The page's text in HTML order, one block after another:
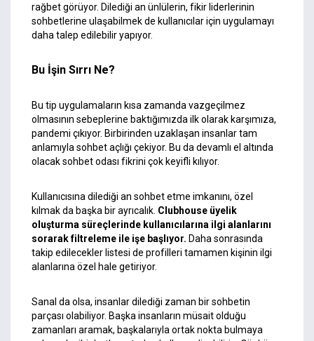
rağbet görüyor. Dilediği an ünlülerin, fikir liderlerinin
sohbetlerine ulaşabilmek de kullanıcılar için uygulamayı
daha talep edilebilir yapıyor.
Bu İşin Sırrı Ne?
Bu tip uygulamaların kısa zamanda vazgeçilmez
olmasının sebeplerine baktığımızda ilk olarak karşımıza,
pandemi çıkıyor. Birbirinden uzaklaşan insanlar tam
anlamıyla sohbet açlığı çekiyor. Bu da devamlı el altında
olacak sohbet odası fikrini çok keyifli kılıyor.
Kullanıcısına dilediği an sohbet etme imkanını, özel
kılmak da başka bir ayrıcalık. Clubhouse üyelik
oluşturma süreçlerinde kullanıcılarına ilgi alanlarını
sorarak filtreleme ile işe başlıyor. Daha sonrasında
takip edilecekler listesi de profilleri tamamen kişinin ilgi
alanlarına özel hale getiriyor.
Sanal da olsa, insanlar dilediği zaman bir sohbetin
parçası olabiliyor. Başka insanların müsait olduğu
zamanları aramak, başkalarıyla ortak nokta bulmaya